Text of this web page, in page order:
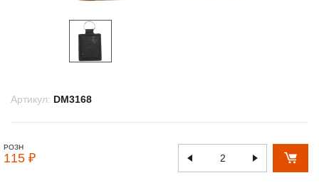
Артикул: DM3168
РОЗН
115 ₽